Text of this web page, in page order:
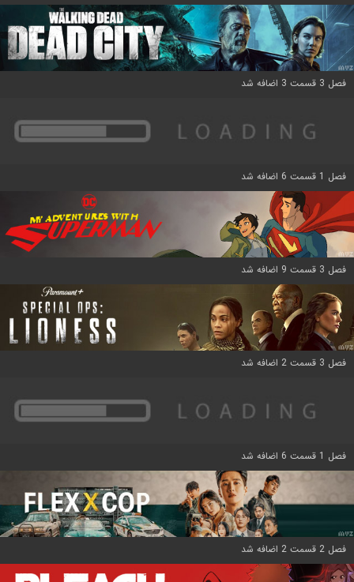
فصل 3 قسمت 3 اضافه شد
فصل 1 قسمت 6 اضافه شد
فصل 3 قسمت 9 اضافه شد
فصل 3 قسمت 2 اضافه شد
فصل 1 قسمت 6 اضافه شد
فصل 2 قسمت 2 اضافه شد